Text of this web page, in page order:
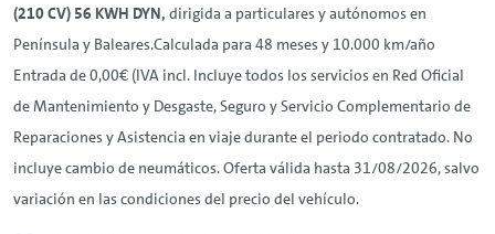
(210 CV) 56 KWH DYN, dirigida a particulares y autónomos en
Península y Baleares.Calculada para 48 meses y 10.000 km/año
Entrada de 0,00€ (IVA incl. Incluye todos los servicios en Red Oficial
de Mantenimiento y Desgaste, Seguro y Servicio Complementario de
Reparaciones y Asistencia en viaje durante el periodo contratado. No
incluye cambio de neumáticos. Oferta válida hasta 31/08/2026, salvo
variación en las condiciones del precio del vehículo.